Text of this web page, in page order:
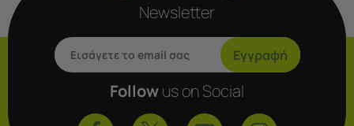
Newsletter
Εγγραφή
Followus on Social